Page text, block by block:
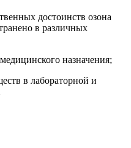
достоинств озона
в различных
назначения;
в лабораторной и